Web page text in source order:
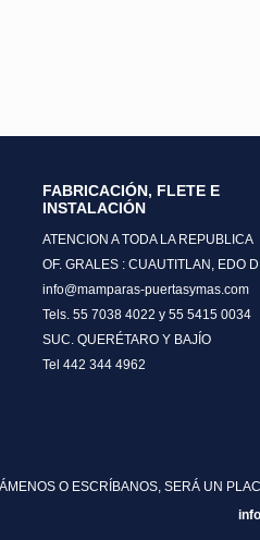
FABRICACIÓN, FLETE E
INSTALACIÓN
ATENCION A TODA LA REPUBLICA
OF. GRALES : CUAUTITLAN, EDO
info@mamparas-puertasymas.com
Tels. 55 7038 4022 y 55 5415 0034
SUC. QUERÉTARO Y BAJÍO
Tel 442 344 4962
O ESCRÍBANOS, SERÁ UN